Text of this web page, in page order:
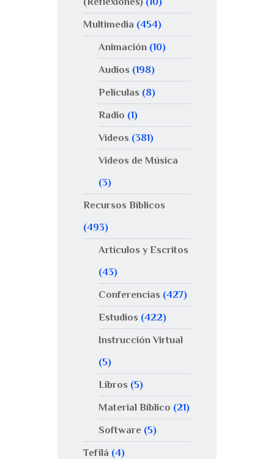
Multimedia (454)
Animación(10)
Audios (198)
Películas (8)
Radio (1)
Videos (381)
Videos de Música
(3)
Recursos Bíblicos
(493)
Artículos y Escritos
(43)
Conferencias (427)
Estudios (422)
Instrucción Virtual
(5)
Libros (5)
Material Bíblico (21)
Software(5)
Tefilá (4)